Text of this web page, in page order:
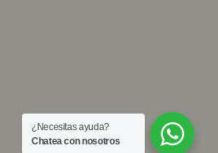
¿Necesitas ayuda?
Chatea con nosotros